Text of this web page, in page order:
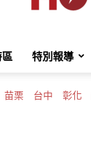
特別報導
苗栗 台中 彰化